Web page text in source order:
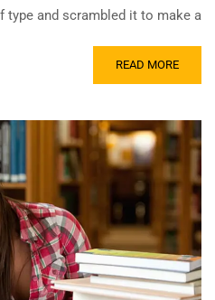
and scrambled it to make a …
READ MORE